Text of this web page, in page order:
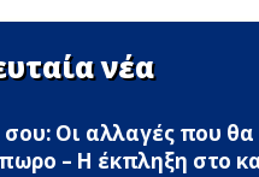
νέα
σου: Οι αλλαγές που θα
– Η έκπληξη στο